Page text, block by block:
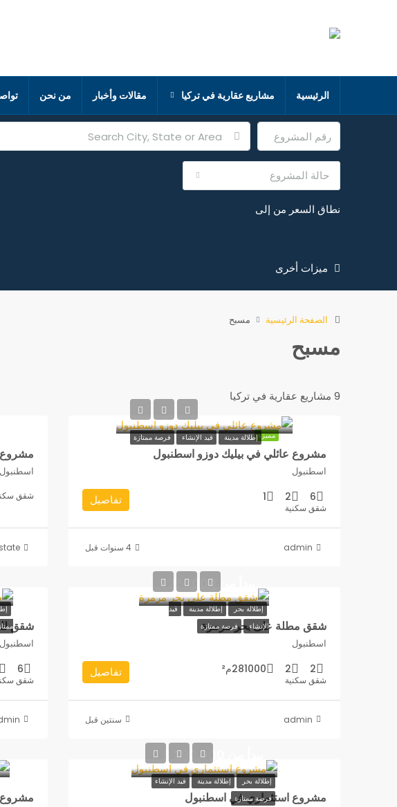
الرئيسية مشاريع عقارية في تركيا مقالات وأخبار من نحن
حالة المشروع
نطاق السعر من إلى
ميزات أخرى
الصفحة الرئيسية مسبح
مسبح
9 مشاريع عقارية في تركيا
مميزةإطلالة مدينة قيد الإنشاء فرصة ممتازة
مشروع عائلي في بيليك دوزو اسطنبول
اسطنبول
6
2
1
شقق سكنية
تفاصيل
admin ‏4 سنوات قبل
اسطنبول
شقق
إطلالة بحر إطلالة مدينة
قيد
الإنشاء
فرصة ممتازة
شقق مطلة على بحر مرمرة
اسطنبول
2
2 281000م²
شقق سكنية
تفاصيل
admin ‏سنتين قبل
شقق
اسطنبول
6
شقق
إطلالة بحر إطلالة مدينة
قيد الإنشاء
فرصة ممتازة
مشروع استثماري في اسطنبول مشروع